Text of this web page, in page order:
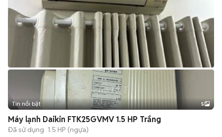
Tin nổi bật 5
Máy lạnh Daikin FTK25GVMV 1.5 HP Trắng
Đã sử dụng 1.5 HP (ngựa)